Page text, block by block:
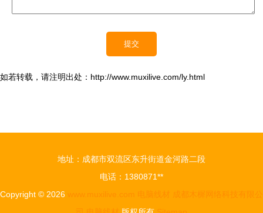
如若转载，请注明出处：http://www.muxilive.com/ly.html
地址：成都市双流区东升街道金河路二段
电话：1380871**
Copyright © 2026 www.muxilive.com 电脑线材
成都木樨网络科技有限公